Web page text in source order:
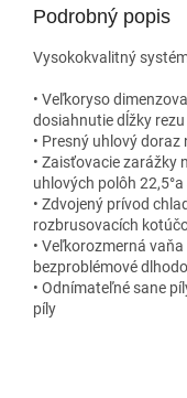
Podrobný popis
Vysokokvalitný
• Veľkoryso
dosiahnutie dĺžky
• Presný uhlový doraz
• Zaisťovacie zarážky
uhlových polôh 22,5°a
• Zdvojený prívod
rozbrusovacích
• Veľkorozmerná
bezproblémové
• Odnímateľné sane
píly